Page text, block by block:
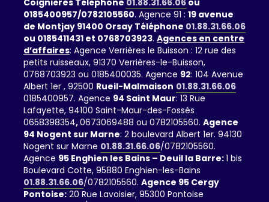
Coignières Téléphone 01.88.31.66.06 ou
0185400957/0782105560. Agence 91 : 19 avenue
de Montjay 91400 Orsay Téléphone 01.88.31.66.06
ou 0185411431 et 0768703923. Agences en centre
d’affaires: Agence Verrières le Buisson : 12 rue des
petits ruisseaux, 91370 Verrières-le-Buisson,
0768703923 ou 0185400035. Agence 92: 104 Avenue
Albert 1er , 92500 Rueil-Malmaison 01.88.31.66.06
0185400957. Agence 94 Saint Maur: 13 Rue
Lafayette, 94100 Saint-Maur-des-Fossés
0658398354,0673069488 ou 0782105560. Agence
94 Nogent sur Marne: 2 boulevard Albert 1er. 94130
Nogent sur Marne 01.88.31.66.06/0782105560.
Agence 95 Enghien les Bains – Deuil la Barre:1 bis
Boulevard Cotte, 95880 Enghien-les-Bains
01.88.31.66.06/0782105560. Agence 95 Cergy
Pontoise: 20 Rue Lavoisier, 95300 Pontoise